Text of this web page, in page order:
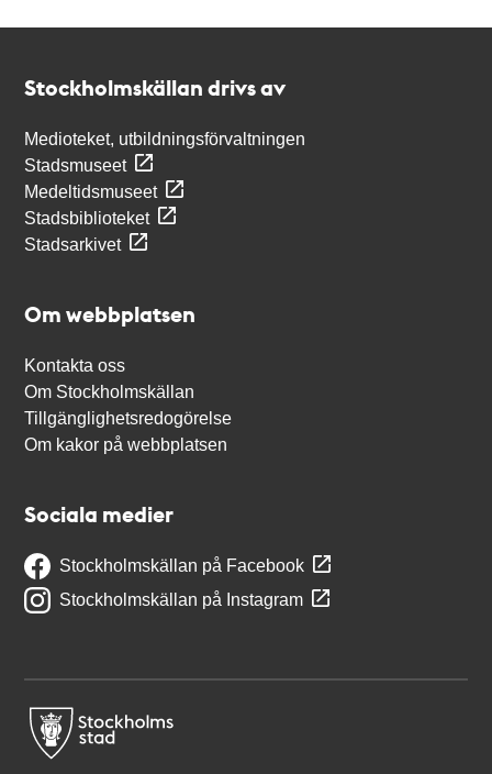
Stockholmskällan drivs av
Medioteket, utbildningsförvaltningen
Stadsmuseet
Medeltidsmuseet
Stadsbiblioteket
Stadsarkivet
Om webbplatsen
Kontakta oss
Om Stockholmskällan
Tillgänglighetsredogörelse
Om kakor på webbplatsen
Sociala medier
Stockholmskällan på Facebook
Stockholmskällan på Instagram